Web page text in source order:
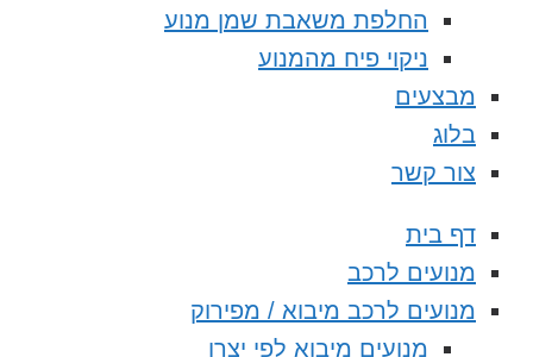
החלפת משאבת שמן מנוע
ניקוי פיח מהמנוע
מבצעים
בלוג
צור קשר
דף בית
מנועים לרכב
מנועים לרכב מיבוא / מפירוק
מנועים מיבוא לפי יצרן